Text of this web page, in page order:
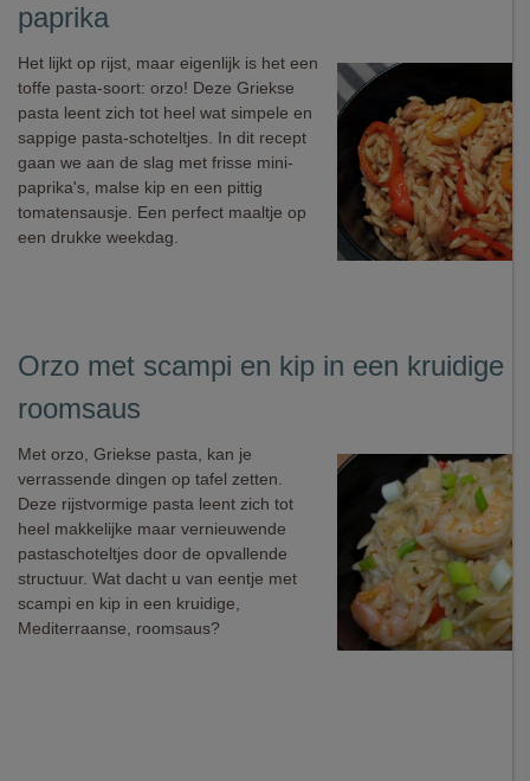
paprika
Het lijkt op rijst, maar eigenlijk is het een
toffe pasta-soort: orzo! Deze Griekse
pasta leent zich tot heel wat simpele en
sappige pasta-schoteltjes. In dit recept
gaan we aan de slag met frisse mini-
paprika's, malse kip en een pittig
tomatensausje. Een perfect maaltje op
een drukke weekdag.
Orzo met scampi en kip in een kruidige
roomsaus
Met orzo, Griekse pasta, kan je
verrassende dingen op tafel zetten.
Deze rijstvormige pasta leent zich tot
heel makkelijke maar vernieuwende
pastaschoteltjes door de opvallende
structuur. Wat dacht u van eentje met
scampi en kip in een kruidige,
Mediterraanse, roomsaus?